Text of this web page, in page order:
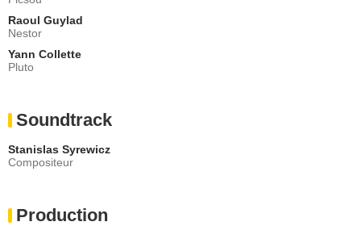
Raoul Guylad
Nestor
Yann Collette
Pluto
Soundtrack
Stanislas Syrewicz
Compositeur
Production